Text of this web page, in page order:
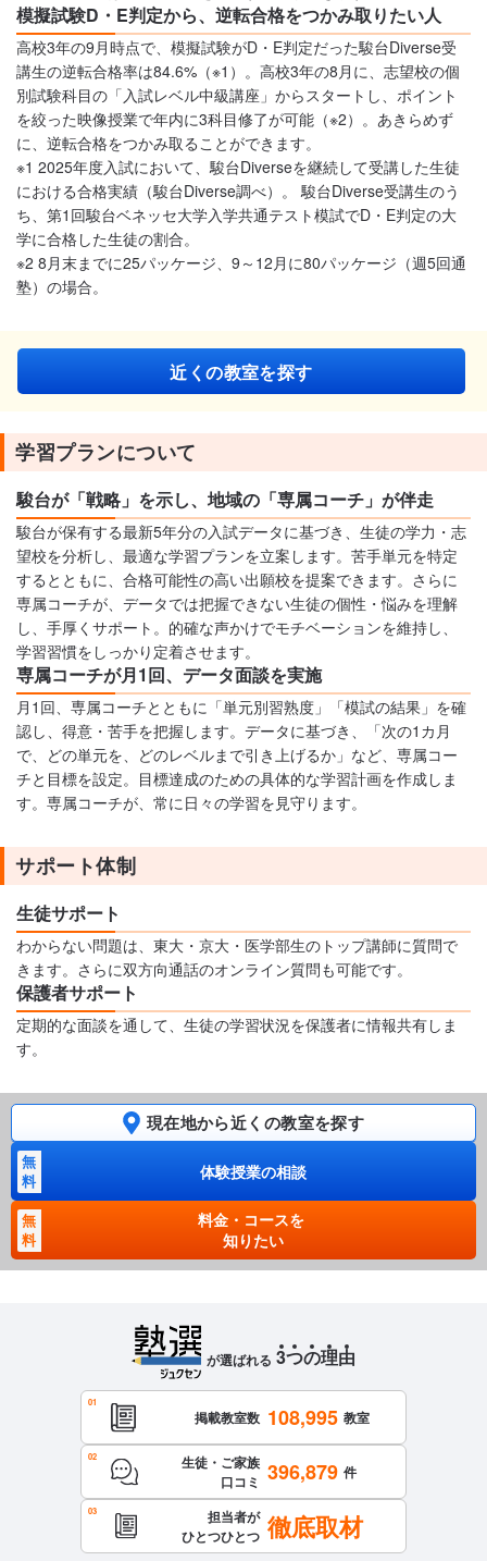
模擬試験D・E判定から、逆転合格をつかみ取りたい人
高校3年の9月時点で、模擬試験がD・E判定だった駿台Diverse受
講生の逆転合格率は84.6%（※1）。高校3年の8月に、志望校の個
別試験科目の「入試レベル中級講座」からスタートし、ポイント
を絞った映像授業で年内に3科目修了が可能（※2）。あきらめず
に、逆転合格をつかみ取ることができます。
※1 2025年度入試において、駿台Diverseを継続して受講した生徒
における合格実績（駿台Diverse調べ）。 駿台Diverse受講生のう
ち、第1回駿台ベネッセ大学入学共通テスト模試でD・E判定の大
学に合格した生徒の割合。
※2 8月末までに25パッケージ、9～12月に80パッケージ（週5回通
塾）の場合。
近くの教室を探す
学習プランについて
駿台が「戦略」を示し、地域の「専属コーチ」が伴走
駿台が保有する最新5年分の入試データに基づき、生徒の学力・志
望校を分析し、最適な学習プランを立案します。苦手単元を特定
するとともに、合格可能性の高い出願校を提案できます。さらに
専属コーチが、データでは把握できない生徒の個性・悩みを理解
し、手厚くサポート。的確な声かけでモチベーションを維持し、
学習習慣をしっかり定着させます。
専属コーチが月1回、データ面談を実施
月1回、専属コーチとともに「単元別習熟度」「模試の結果」を確
認し、得意・苦手を把握します。データに基づき、「次の1カ月
で、どの単元を、どのレベルまで引き上げるか」など、専属コー
チと目標を設定。目標達成のための具体的な学習計画を作成しま
す。専属コーチが、常に日々の学習を見守ります。
サポート体制
生徒サポート
わからない問題は、東大・京大・医学部生のトップ講師に質問で
きます。さらに双方向通話のオンライン質問も可能です。
保護者サポート
定期的な面談を通して、生徒の学習状況を保護者に情報共有しま
す。
現在地から近くの教室を探す
無
料
体験授業の相談
無
料
料金・コースを
知りたい
が選ばれる 3つの理由
掲載教室数 108,995 教室
生徒・ご家族
口コミ 396,879 件
担当者が
ひとつひとつ 徹底取材